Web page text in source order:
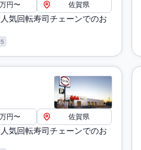
円〜 佐賀県
気回転寿司チェーンでのお
円〜 佐賀県
気回転寿司チェーンでのお